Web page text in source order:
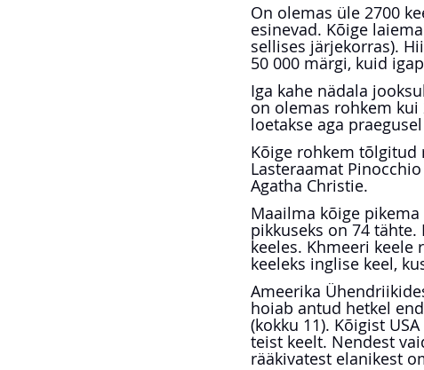
On olemas üle 2700
esinevad. Kõige
sellises järjekorras).
50 000 märgi, kuid
Iga kahe nädala
on olemas rohkem
loetakse aga
Kõige rohkem tõlgitud
Lasteraamat
Agatha Christie.
Maailma kõige
pikkuseks on 74
keeles. Khmeeri
keeleks inglise keel,
Ameerika
hoiab antud hetkel
(kokku 11). Kõigist
teist keelt. Nendest
rääkivatest elanikest